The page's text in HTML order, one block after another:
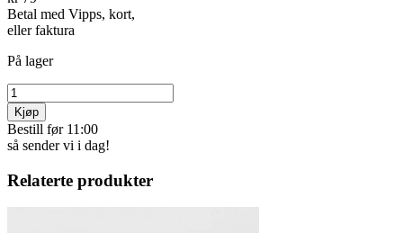
Betal med Vipps, kort,
eller faktura
På lager
Kjøp
Bestill før 11:00
så sender vi i dag!
Relaterte produkter